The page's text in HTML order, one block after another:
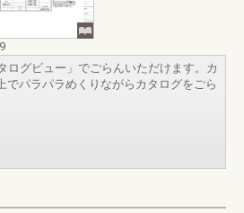
ログビュー」でごらんいただけます。カ
でパラパラめくりながらカタログをごら